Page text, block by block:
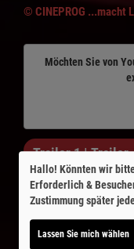
© CINEPROG ...macht
Möchten Sie von
Trailer 1 |
Kommentare
★★★★★ 7
Hallo! Könnten wir
Erforderlich &
Zustimmung später
Lassen Sie mich wählen